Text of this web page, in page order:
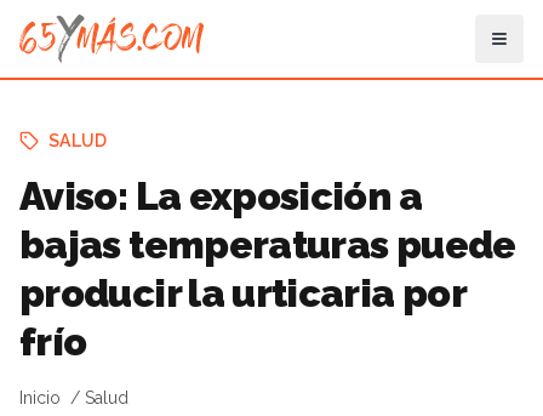
SALUD
Aviso: La exposición a
bajas temperaturas puede
producir la urticaria por
frío
Inicio Salud